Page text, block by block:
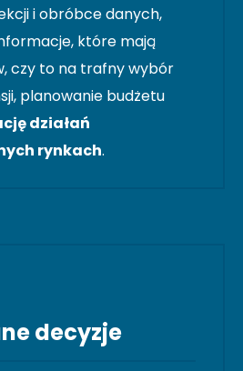
i obróbce danych,
które mają
czy to na trafny wybór
planowanie budżetu
działań
rynkach.
decyzje